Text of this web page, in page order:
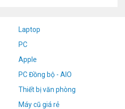
Laptop
PC
Apple
PC Đồng bộ - AIO
Thiết bị văn phòng
Máy cũ giá rẻ